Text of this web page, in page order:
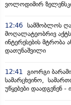
ვოლოდიმირ
12:46 სამშობლოს
მოღალატეობრივ
ინტერესების მტრობა
დათუნაშვილი
12:41 გიორგი
სამარცხვინო,
უწყებები დაადგენენ -